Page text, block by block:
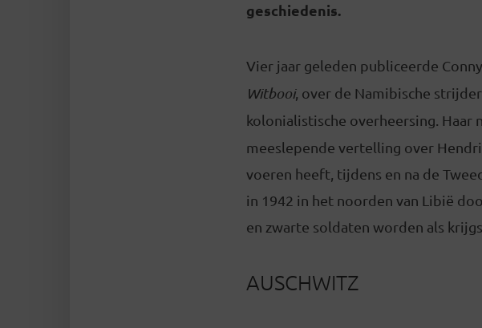
geschiedenis.
Vier jaar geleden publiceerde
Witbooi, over de Namibische
kolonialistische overheersing. Haar
meeslepende vertelling over
voeren heeft, tijdens en na de
in 1942 in het noorden van Libië
en zwarte soldaten worden als
AUSCHWITZ